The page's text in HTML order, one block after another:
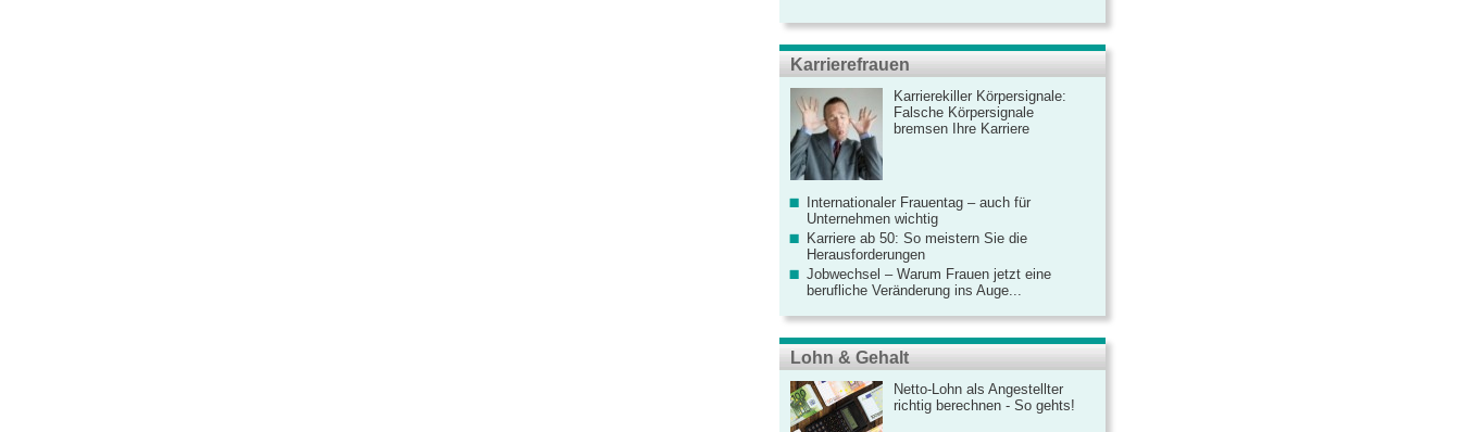
Karrierefrauen
Karrierekiller Körpersignale:
Falsche Körpersignale
bremsen Ihre Karriere
Internationaler Frauentag – auch für
Unternehmen wichtig
Karriere ab 50: So meistern Sie die
Herausforderungen
Jobwechsel – Warum Frauen jetzt eine
berufliche Veränderung ins Auge...
Lohn & Gehalt
Netto-Lohn als Angestellter
richtig berechnen - So gehts!